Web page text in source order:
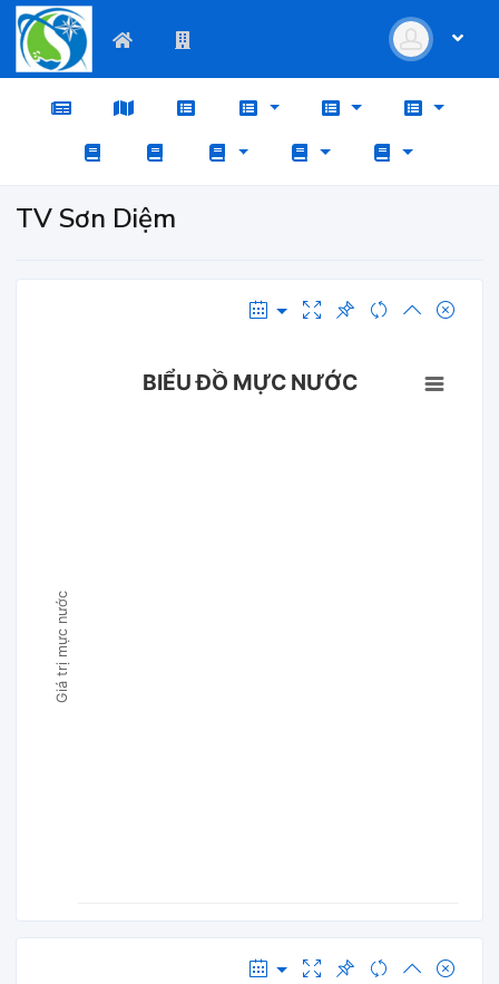
TV Sơn Diệm
Giá trị mực nước
BIỂU ĐỒ MỰC NƯỚC